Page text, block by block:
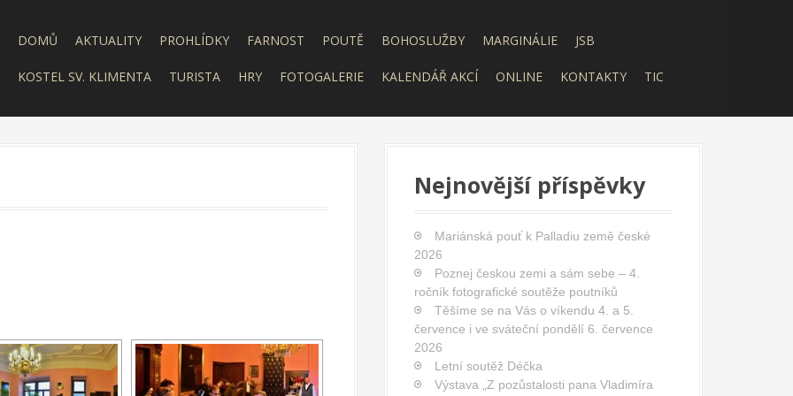
DOMŮ AKTUALITY PROHLÍDKY FARNOST POUTĚ BOHOSLUŽBY MARGINÁLIE JSB
KOSTEL SV. KLIMENTA TURISTA HRY FOTOGALERIE KALENDÁŘ AKCÍ ONLINE KONTAKTY TIC
Nejnovější příspěvky
Mariánská pouť k Palladiu země české
2026
Poznej českou zemi a sám sebe – 4.
ročník fotografické soutěže poutníků
Těšíme se na Vás o víkendu 4. a 5.
července i ve sváteční pondělí 6. července
2026
Letní soutěž Déčka
Výstava „Z pozůstalosti pana Vladimíra